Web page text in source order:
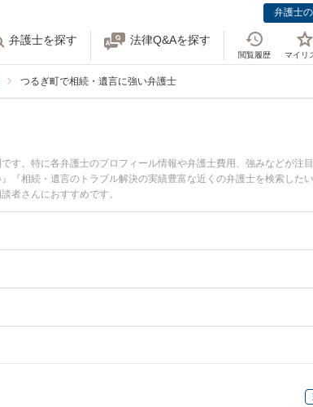
弁護士
弁護士を探す 法律Q&Aを探す
閲覧履歴 マイリ
つるぎ町で相続・遺言に強い弁護士
。特に各弁護士のプロフィール情報や弁護士費用、強みなどが注
『相続・遺言のトラブル解決の実績豊富な近くの弁護士を検索した
者さんにおすすめです。